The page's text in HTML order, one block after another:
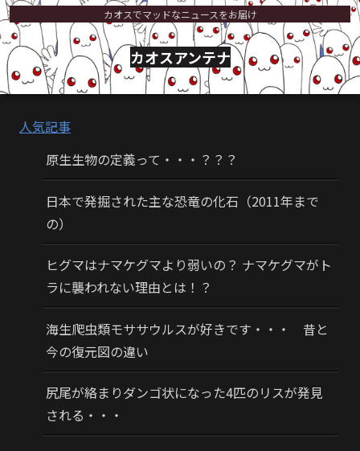
カオスでマッドなニュースをお届け
カオスアンテナ
人気記事
原生生物の定義って・・・？？？
日本で発掘された主な恐竜の化石（2011年まで
の）
ヒグマはナマケグマより弱いの？ ナマケグマがト
ラに襲われない理由とは！？
海生爬虫類モササウルスが好きです・・・ 昔と
今の復元図の違い
尻尾が絡まりダンゴ状になった4匹のリスが発見
される・・・